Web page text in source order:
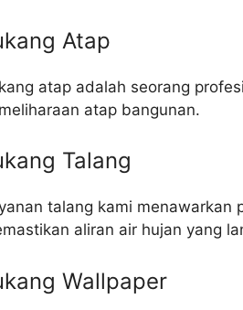
Atap
atap adalah seorang
atap bangunan.
Talang
talang kami menawarkan
aliran air hujan yang
Wallpaper